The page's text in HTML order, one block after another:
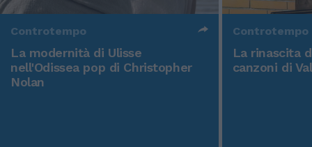
Controtempo
La modernità di Ulisse
nell'Odissea pop di Christopher
Nolan
Controtempo
La rinascita
canzoni di